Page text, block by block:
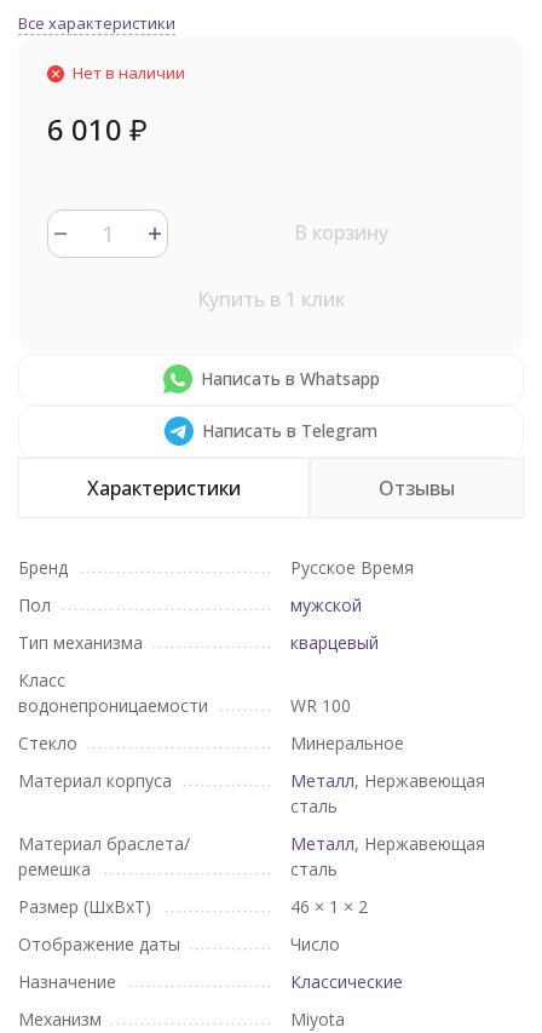
Все характеристики
Нет в наличии
6 010 ₽
В корзину
Купить в 1 клик
Написать в Whatsapp
Написать в Telegram
Характеристики Отзывы
Бренд
Русское Время
Пол
мужской
Тип механизма
кварцевый
Класс
водонепроницаемости
WR 100
Стекло
Минеральное
Материал корпуса
Металл, Нержавеющая
сталь
Материал браслета/
ремешка
Металл, Нержавеющая
сталь
Размер (ШхВхТ)
46 × 1 × 2
Отображение даты
Число
Назначение
Классические
Механизм
Miyota